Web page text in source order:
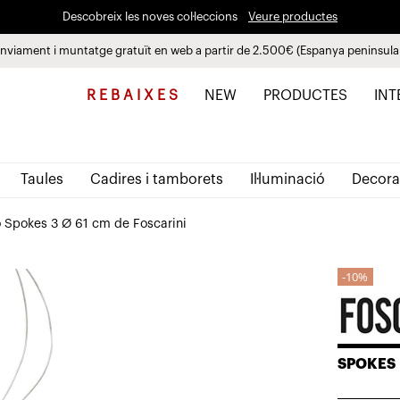
Paga a plaços fins a 3 mesos sense interessos 0% TAE
Descobreix les noves col·leccions Veure productes
i muntatge gratuït en web a partir de 2.500€ (Espanya
R E B A I X E S NEW PRODUCTES
Taules Cadires i tamborets Il·luminació
3 Ø 61 cm de Foscarini
10%
SPOKES